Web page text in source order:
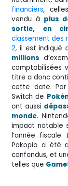
financiers,
vendu à plus
sortie, en
classement des
2, il est indiqué
millions
comptabilisées
titre a donc
cette date. Par
Switch de
ont aussi
monde.
impact notable
l’année fiscale.
Pokopia a été
confondus, et
telles que